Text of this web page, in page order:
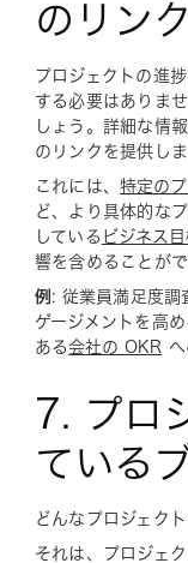
のリン
プロジェクトの進
する必要はありま
しょう。詳細な情
のリンクを提供しま
これには、特定の
ど、より具体的な
している ビジネス
響を含めることがで
例 : 従業員満足度調
ゲージメントを高
ある会社の OKR
7. プロ
ている
どんなプロジェク
それは、プロジェク